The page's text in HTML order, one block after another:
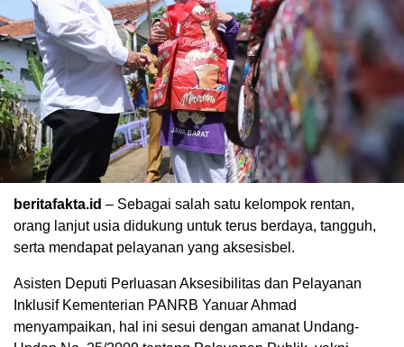
beritafakta.id – Sebagai salah satu kelompok rentan,
orang lanjut usia didukung untuk terus berdaya, tangguh,
serta mendapat pelayanan yang aksesisbel.
Asisten Deputi Perluasan Aksesibilitas dan Pelayanan
Inklusif Kementerian PANRB Yanuar Ahmad
menyampaikan, hal ini sesui dengan amanat Undang-